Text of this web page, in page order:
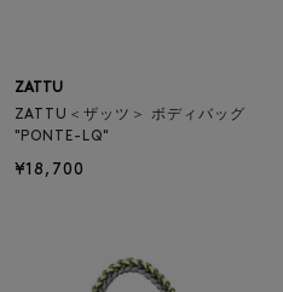
ZATTU
ZATTU＜ザッツ＞ ボディバッグ
"PONTE-LQ"
¥18,700